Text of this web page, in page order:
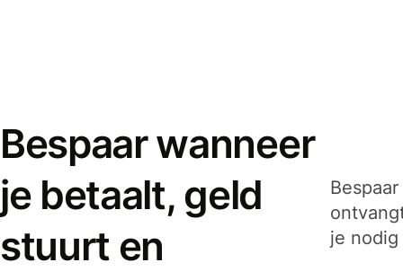
Bespaar wanneer
je betaalt, geld
stuurt en
je